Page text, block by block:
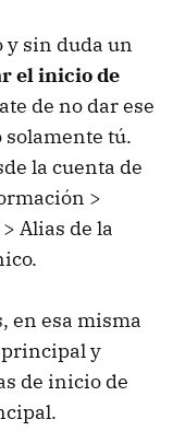
y sin duda un
el inicio de
de no dar ese
tú.
la cuenta de
>
Alias de la
en esa misma
y
de inicio de